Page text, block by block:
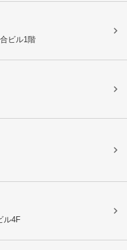
ビル1階
ル4F